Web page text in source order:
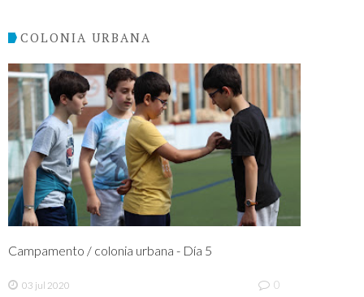
COLONIA URBANA
Campamento / colonia urbana - Día 5
03 jul 2020 0